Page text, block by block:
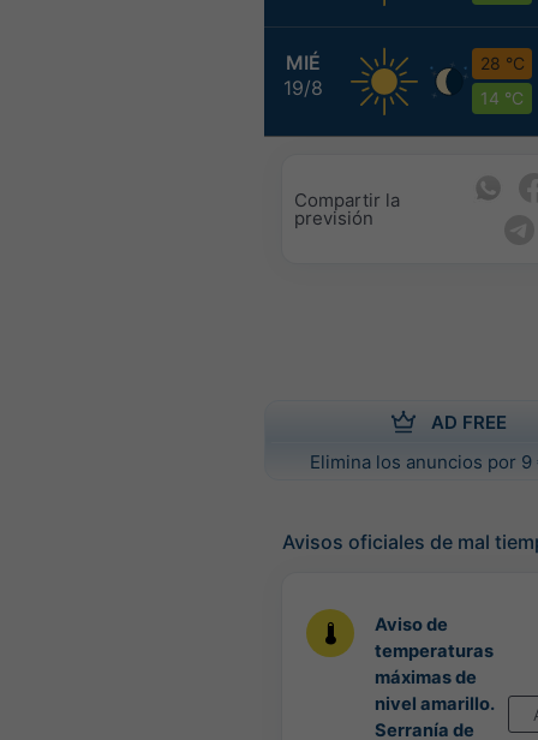
MIÉ
19/8
28 °C
14 °C
Compartir la
previsión
AD FREE
Elimina los anuncios por 9
Avisos oficiales de mal
Aviso de
temperaturas
máximas de
nivel amarillo.
Serranía de